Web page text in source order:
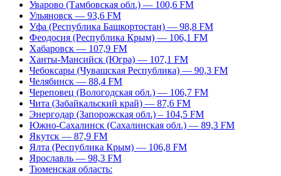
Уварово (Тамбовская обл.) — 100,6 FM
Ульяновск — 93,6 FM
Уфа (Республика Башкортостан) — 98,8 FM
Феодосия (Республика Крым) — 106,1 FM
Хабаровск — 107,9 FM
Ханты-Мансийск (Югра) — 107,1 FM
Чебоксары (Чувашская Республика) — 90,3 FM
Челябинск — 88,4 FM
Череповец (Вологодская обл.) — 106,7 FM
Чита (Забайкальский край) — 87,6 FM
Энергодар (Запорожская обл.) – 104,5 FM
Южно-Сахалинск (Сахалинская обл.) — 89,3 FM
Якутск — 87,9 FM
Ялта (Республика Крым) — 106,8 FM
Ярославль — 98,3 FM
Тюменская область: